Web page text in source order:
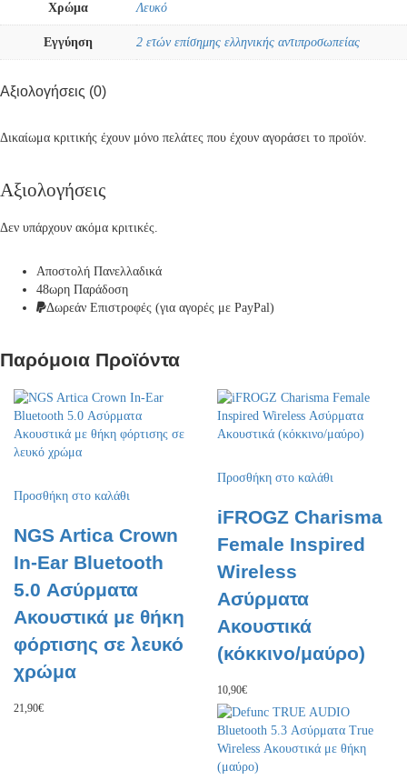
Χρώμα Λευκό
Εγγύηση 2 ετών επίσημης ελληνικής αντιπροσωπείας
Αξιολογήσεις (0)
Δικαίωμα κριτικής έχουν μόνο πελάτες που έχουν αγοράσει το προϊόν.
Αξιολογήσεις
Δεν υπάρχουν ακόμα κριτικές.
Αποστολή Πανελλαδικά
48ωρη Παράδοση
Δωρεάν Eπιστροφές (για αγορές με PayPal)
Παρόμοια Προϊόντα
Προσθήκη στο καλάθι
NGS Artica Crown
In-Ear Bluetooth
5.0 Ασύρματα
Ακουστικά με θήκη
φόρτισης σε λευκό
χρώμα
21,90€
Προσθήκη στο καλάθι
iFROGZ Charisma
Female Inspired
Wireless
Ασύρματα
Ακουστικά
(κόκκινο/μαύρο)
10,90€